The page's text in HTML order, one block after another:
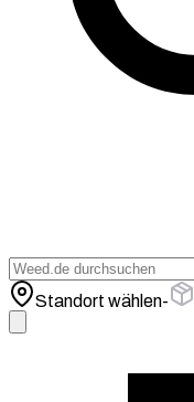
Standort wählen-